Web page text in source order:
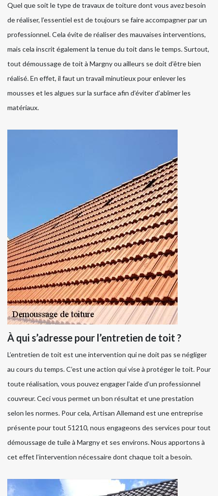
Quel que soit le type de travaux de toiture dont vous avez besoin
de réaliser, l’essentiel est de toujours se faire accompagner par un
professionnel. Cela évite de réaliser des mauvaises interventions,
mais cela inscrit également la tenue du toit dans le temps. Surtout,
tout démoussage de toit à Margny ou ailleurs se doit d’être bien
réalisé. En effet, il faut un travail minutieux pour enlever les
mousses et les algues sur la surface afin d’éviter d’abîmer les
matériaux.
À qui s’adresse pour l’entretien de toit ?
L’entretien de toit est une intervention qui ne doit pas se négliger
au cours du temps. C’est une action qui vise à protéger le toit. Pour
toute réalisation, vous pouvez engager l’aide d’un professionnel
couvreur. Ceci vous permet un bon résultat et une prestation
selon les normes. Pour cela, Artisan Allemand est une entreprise
présente pour tout 51210, nous engageons des services pour tout
démoussage de tuile à Margny et ses environs. Nous apportons à
cet effet l’intervention nécessaire dont chaque toit a besoin.